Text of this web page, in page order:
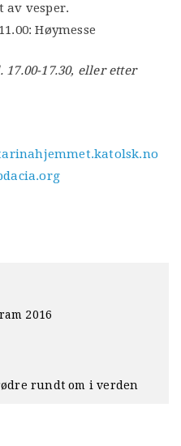
av vesper.
Høymesse
17.30, eller etter
2016
rundt om i verden